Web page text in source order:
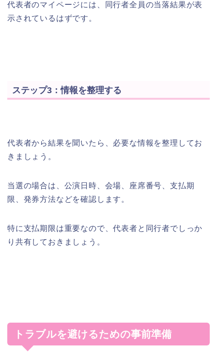
代表者のマイページには、同行者全員の当落結果が表
示されているはずです。
ステップ3：情報を整理する
代表者から結果を聞いたら、必要な情報を整理してお
きましょう。
当選の場合は、公演日時、会場、座席番号、支払期
限、発券方法などを確認します。
特に支払期限は重要なので、代表者と同行者でしっか
り共有しておきましょう。
トラブルを避けるための事前準備